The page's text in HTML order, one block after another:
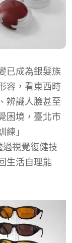
已成為銀髮族
容，看東西時
辨識人臉甚至
困境，臺北市
」
視覺復健技
生活自理能